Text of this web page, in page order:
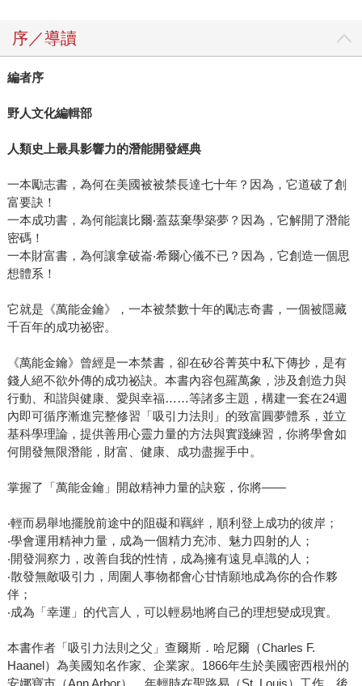
序／導讀
編者序
野人文化編輯部
人類史上最具影響力的潛能開發經典
一本勵志書，為何在美國被被禁長達七十年？因為，它道破了創
富要訣！
一本成功書，為何能讓比爾‧蓋茲棄學築夢？因為，它解開了潛能
密碼！
一本財富書，為何讓拿破崙‧希爾心儀不已？因為，它創造一個思
想體系！
它就是《萬能金鑰》，一本被禁數十年的勵志奇書，一個被隱藏
千百年的成功祕密。
《萬能金鑰》曾經是一本禁書，卻在矽谷菁英中私下傳抄，是有
錢人絕不欲外傳的成功祕訣。本書內容包羅萬象，涉及創造力與
行動、和諧與健康、愛與幸福……等諸多主題，構建一套在24週
內即可循序漸進完整修習「吸引力法則」的致富圓夢體系，並立
基科學理論，提供善用心靈力量的方法與實踐練習，你將學會如
何開發無限潛能，財富、健康、成功盡握手中。
掌握了「萬能金鑰」開啟精神力量的訣竅，你將——
‧輕而易舉地擺脫前途中的阻礙和羈絆，順利登上成功的彼岸；
‧學會運用精神力量，成為一個精力充沛、魅力四射的人；
‧開發洞察力，改善自我的性情，成為擁有遠見卓識的人；
‧散發無敵吸引力，周圍人事物都會心甘情願地成為你的合作夥
伴；
‧成為「幸運」的代言人，可以輕易地將自己的理想變成現實。
本書作者「吸引力法則之父」查爾斯．哈尼爾（Charles F.
Haanel）為美國知名作家、企業家。1866年生於美國密西根州的
安娜寶市（Ann Arbor）。年輕時在聖路易（St. Louis）工作，後